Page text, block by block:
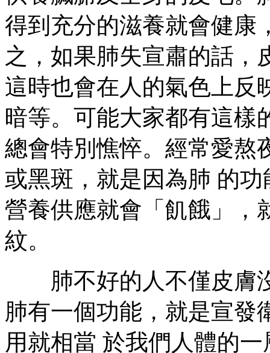
得到充分的滋養就會健康
之，如果肺失宣肅的話，
這時也會在人的氣色上反
暗等。可能大家都有這樣
總會特別憔悴。經常愛熬
或黑斑，就是因為肺 的
營養供應就會「飢餓」，
紋。
肺不好的人不僅皮膚
肺有一個功能，就是宣發
用就相當 於我們人體的